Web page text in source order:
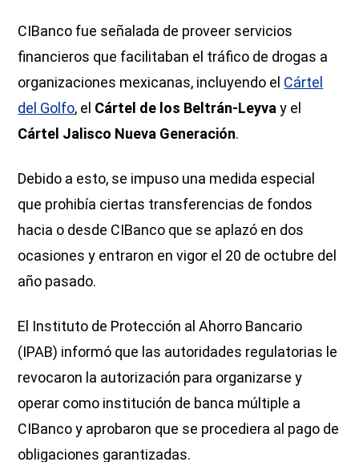
CIBanco fue señalada de proveer servicios
financieros que facilitaban el tráfico de drogas a
organizaciones mexicanas, incluyendo el Cártel
del Golfo, el Cártel de los Beltrán-Leyvay el
Cártel Jalisco Nueva Generación.
Debido a esto, se impuso una medida especial
que prohibía ciertas transferencias de fondos
hacia o desde CIBanco que se aplazó en dos
ocasiones y entraron en vigor el 20 de octubre del
año pasado.
El Instituto de Protección al Ahorro Bancario
(IPAB) informó que las autoridades regulatorias le
revocaron la autorización para organizarse y
operar como institución de banca múltiple a
CIBanco y aprobaron que se procediera al pago de
obligaciones garantizadas.